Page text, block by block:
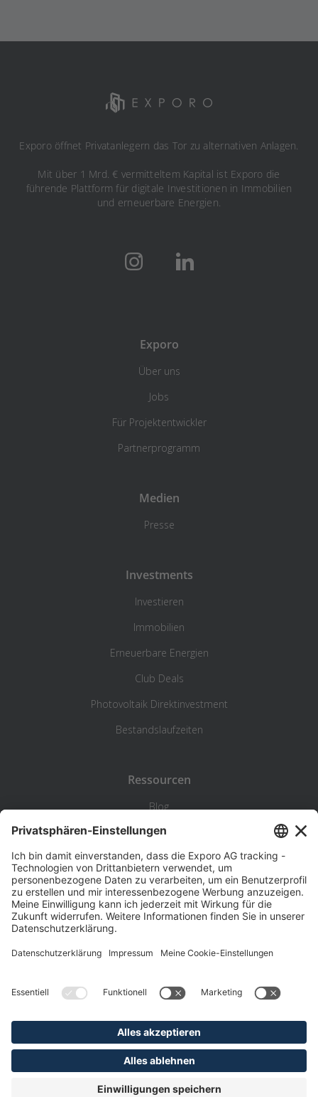
Exporo öffnet Privatanlegern das Tor zu alternativen Anlagen.
Mit über 1 Mrd. € vermitteltem Kapital ist Exporo die
führende Plattform für digitale Investitionen in Immobilien
und erneuerbare Energien.
Exporo
Über uns
Jobs
Für Projektentwickler
Partnerprogramm
Medien
Presse
Investments
Investieren
Immobilien
Erneuerbare Energien
Club Deals
Photovoltaik Direktinvestment
Bestandslaufzeiten
Ressourcen
Blog
Statistik
Wiki
Standortanalyse
Hilfe & Kontakt
©Exporo AG 2026
AGB
Datenschutz
Disclaimer
Pflichtangaben